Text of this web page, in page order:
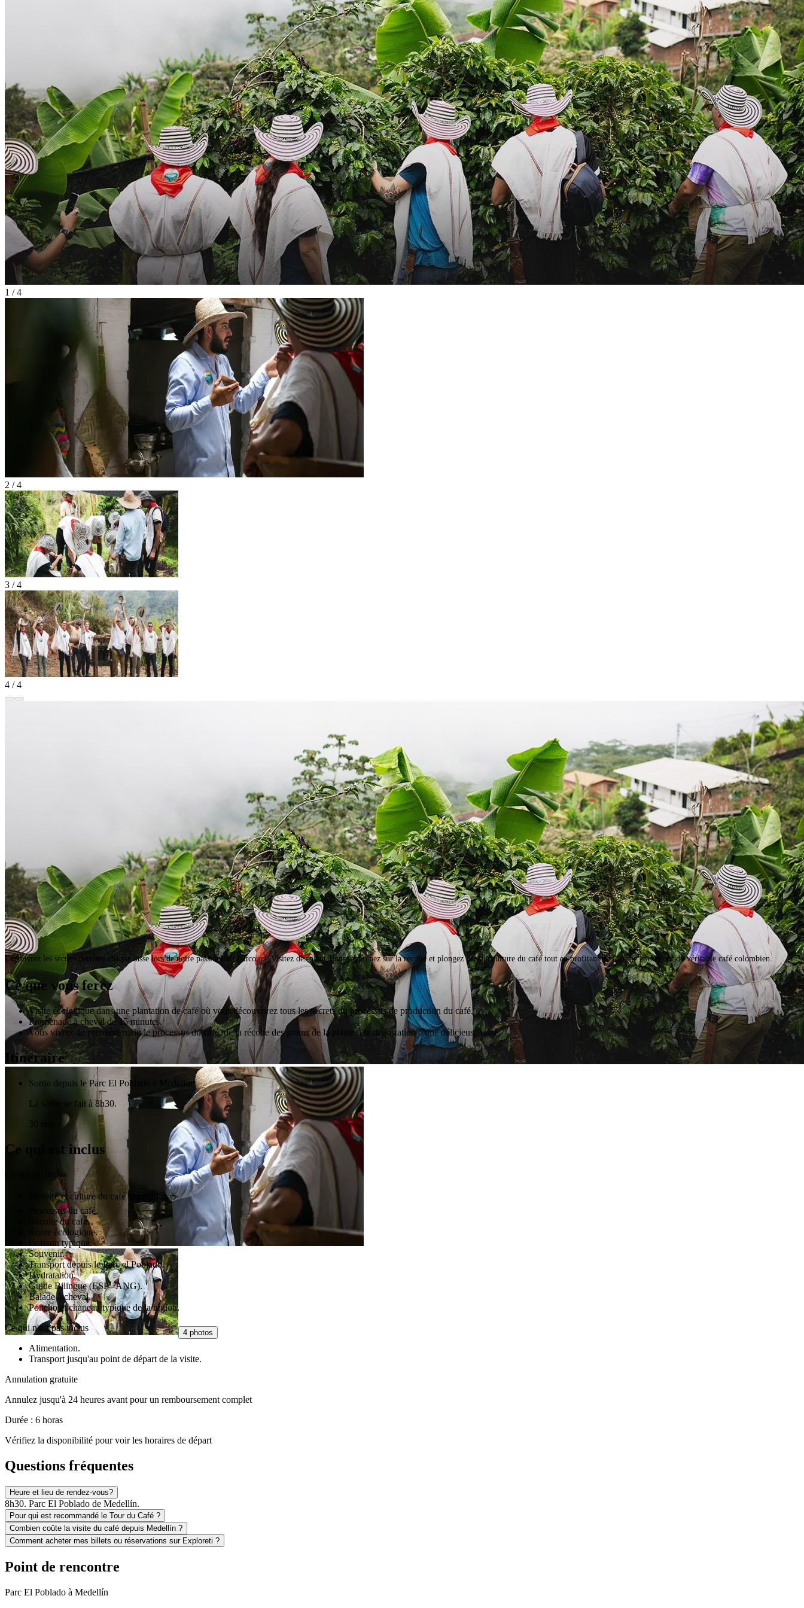
1 / 4
2 / 4
3 / 4
4 / 4
4 photos
Découvrez les secrets derrière chaque tasse lors de notre passionnant parcours. Visitez des plantations, apprenez sur la récolte et plongez dans la culture du café tout en profitant de l'arôme et du goût du véritable café colombien.
Ce que vous ferez
Visite écologique dans une plantation de café où vous découvrirez tous les secrets du processus de production du café.
Promenade à cheval de 15 minutes.
Vous vivrez de première main le processus du café, de la récolte des grains de la plante à la dégustation d'une délicieuse tasse.
Itinéraire
Sortie depuis le Parc El Poblado à Medellín
La sortie se fait à 8h30.
30 min
Ce qui est inclus
Ce qui est inclus
Histoire et culture du café colombien ☕
Processus du café.
Récolte du café.
Route écologique.
Boisson typique.
Souvenir.
Transport depuis le Parc el Poblado.
Hydratation.
Guide Bilingue (ESP - ANG).
Balade à cheval.
Poncho et chapeau typique de la région.
Ce qui n'est pas inclus
Alimentation.
Transport jusqu'au point de départ de la visite.
Annulation gratuite
Annulez jusqu'à 24 heures avant pour un remboursement complet
Durée : 6 horas
Vérifiez la disponibilité pour voir les horaires de départ
Questions fréquentes
Heure et lieu de rendez-vous?
8h30. Parc El Poblado de Medellín.
Pour qui est recommandé le Tour du Café ?
Combien coûte la visite du café depuis Medellín ?
Comment acheter mes billets ou réservations sur Exploreti ?
Point de rencontre
Parc El Poblado à Medellín